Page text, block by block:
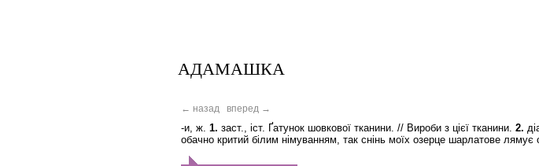
АДАМАШКА
← назад вперед →
-и, ж. 1. заст., іст. Ґатунок шовкової тканини. // Вироби з цієї тканини. 2.
обачно критий білим німуванням, так снінь моїх озерце шарлатове